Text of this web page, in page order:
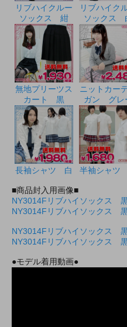
リブハイクルー
ソックス 紺
リブハイク
ソックス
無地プリーツス
カート 黒
ニットカー
ガン グレ
長袖シャツ 白 半袖シャツ
■商品封入用画像■
NY3014Fリブハイソックス
NY3014Fリブハイソックス
NY3014Fリブハイソックス
NY3014Fリブハイソックス
●モデル着用動画●